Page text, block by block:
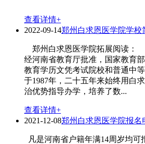
查看详情+
2022-09-14郑州白求恩医学院学校
郑州白求恩医学院拓展阅读：
经河南省教育厅批准，国家教育
教育学历文凭考试院校和普通中
于1987年，二十五年来始终用白
治优势指导办学，培养了数...
查看详情+
2021-12-08郑州白求恩医学院报名
凡是河南省户籍年满14周岁均可